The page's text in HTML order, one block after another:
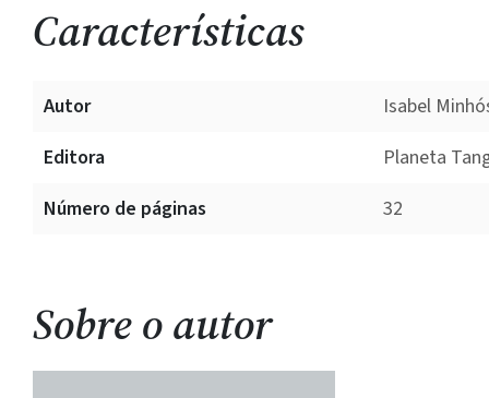
Características
Autor
Isabel
Editora
Planeta
Número de páginas
32
Sobre o autor